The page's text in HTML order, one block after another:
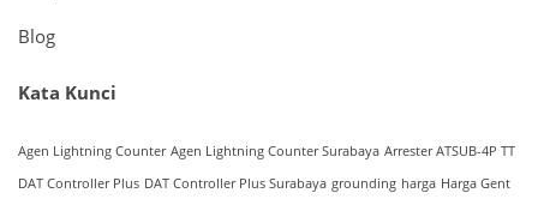
Blog
Kata Kunci
Agen Lightning Counter Agen Lightning Counter Surabaya Arrester ATSUB-4P TT
DAT Controller Plus DAT Controller Plus Surabaya grounding harga Harga Gent